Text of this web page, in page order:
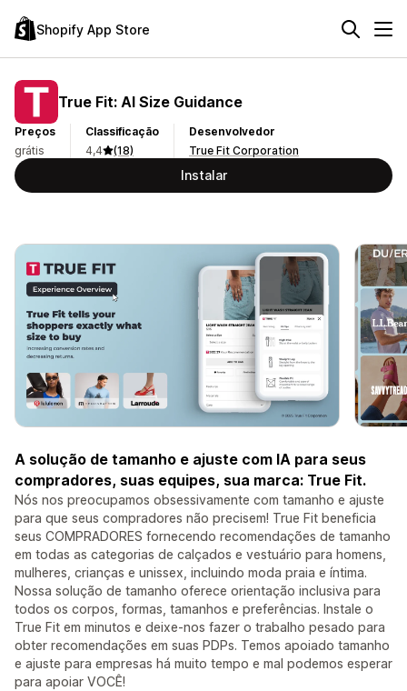
Shopify App Store
True Fit: AI Size Guidance
Preços
grátis
Classificação
4,4
(18)
Desenvolvedor
True Fit Corporation
Instalar
A solução de tamanho e ajuste com IA para seus
compradores, suas equipes, sua marca: True Fit.
Nós nos preocupamos obsessivamente com tamanho e ajuste
para que seus compradores não precisem! True Fit beneficia
seus COMPRADORES fornecendo recomendações de tamanho
em todas as categorias de calçados e vestuário para homens,
mulheres, crianças e unissex, incluindo moda praia e íntima.
Nossa solução de tamanho oferece orientação inclusiva para
todos os corpos, formas, tamanhos e preferências. Instale o
True Fit em minutos e deixe-nos fazer o trabalho pesado para
obter recomendações em suas PDPs. Temos apoiado tamanho
e ajuste para empresas há muito tempo e mal podemos esperar
para apoiar VOCÊ!